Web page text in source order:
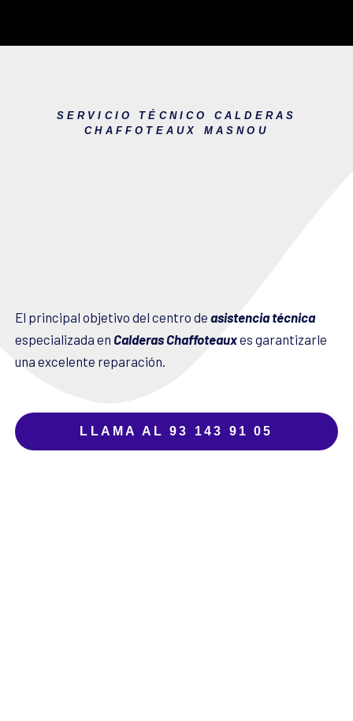
SERVICIO TÉCNICO CALDERAS
CHAFFOTEAUX MASNOU
El principal objetivo del centro de asistencia técnica
especializada en Calderas Chaffoteauxes garantizarle
una excelente reparación.
LLAMA AL 93 143 91 05